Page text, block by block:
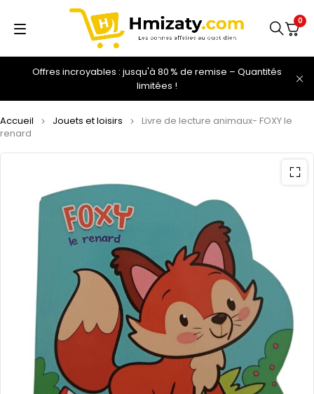
Offres incroyables : jusqu'à 80 % de remise – Quantités
limitées !
0
Accueil Jouets et loisirs
Livre de lecture animaux- FOXY le
renard